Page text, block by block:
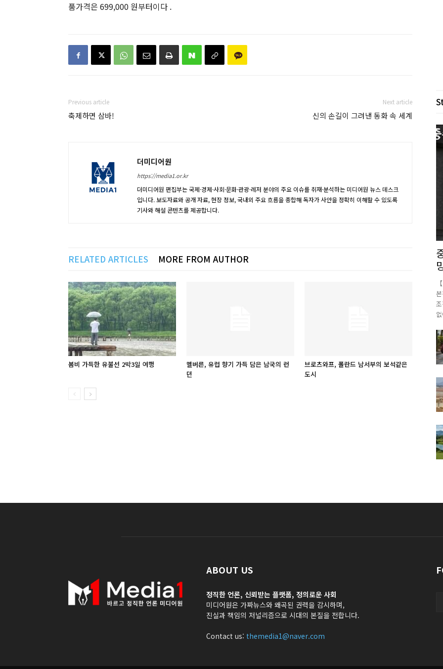
품가격은 699,000 원부터이다 .
Previous article
축제하면 삼바!
Next article
신의 손길이 그려낸 동화 속 세계
더미디어원
https://media1.or.kr
더미디어원 편집부는 국제·경제·사회·문화·관광·레저 분야의 주요 이슈를 취재·분석하는 미디어원 뉴스 데스크
입니다. 보도자료와 공개 자료, 현장 정보, 국내외 주요 흐름을 종합해 독자가 사안을 정확히 이해할 수 있도록
기사와 해설 콘텐츠를 제공합니다.
RELATED ARTICLES MORE FROM AUTHOR
봄비 가득한 유불선 2박3일 여행
멜버른, 유럽 향기 가득 담은 남국의 런
던
브로츠와프, 폴란드 남서부의 보석같은
도시
ABOUT US
정직한 언론, 신뢰받는 플랫폼, 정의로운 사회
미디어원은 가짜뉴스와 왜곡된 권력을 감시하며,
진실과 책임의 저널리즘으로 시대의 본질을 전합니다.
Contact us: themedia1@naver.com